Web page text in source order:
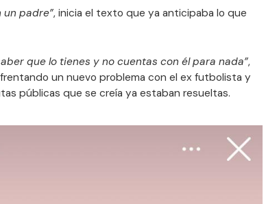
un padre”, inicia el texto que ya anticipaba lo que
que lo tienes y no cuentas con él para nada”,
un nuevo problema con el ex futbolista y
públicas que se creía ya estaban resueltas.